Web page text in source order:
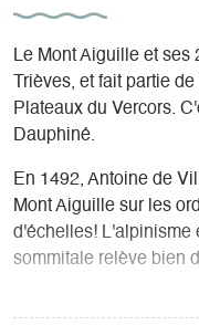
Le Mont Aiguille et ses
Trièves, et fait partie
Plateaux du Vercors.
Dauphiné.
En 1492, Antoine de
Mont Aiguille sur les
d'échelles! L'alpinisme
sommitale relève bien
La voie appelée "Voie